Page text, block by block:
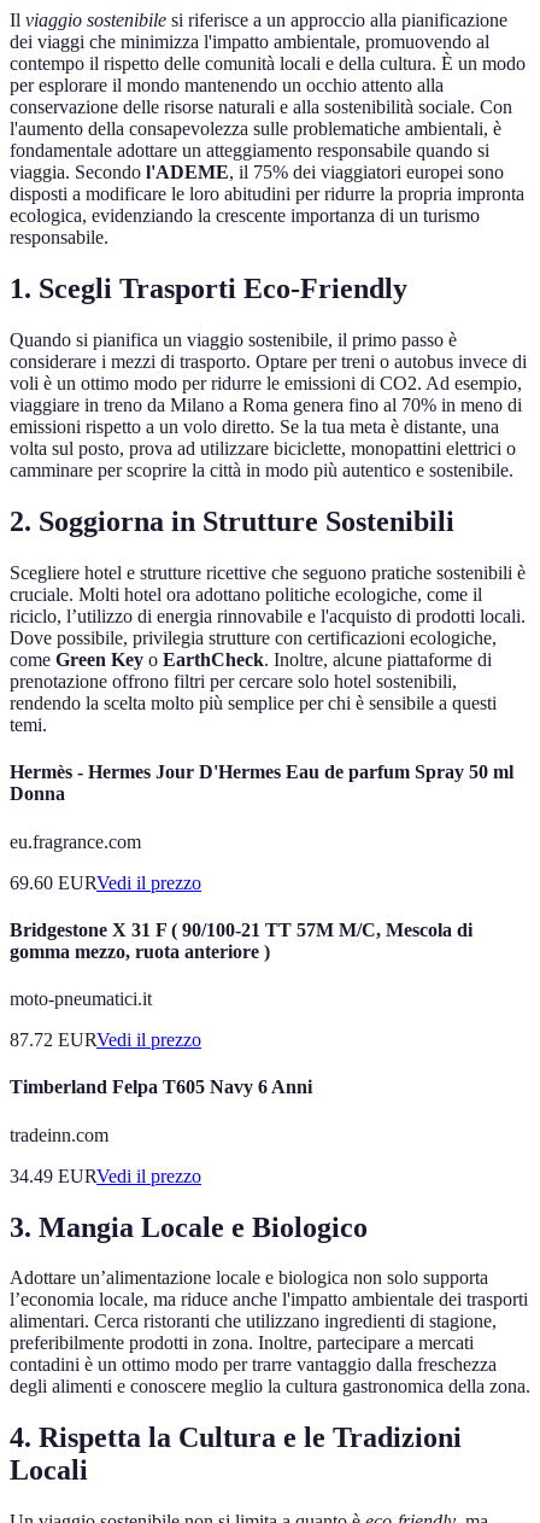
Il viaggio sostenibile si riferisce a un approccio alla pianificazione
dei viaggi che minimizza l'impatto ambientale, promuovendo al
contempo il rispetto delle comunità locali e della cultura. È un modo
per esplorare il mondo mantenendo un occhio attento alla
conservazione delle risorse naturali e alla sostenibilità sociale. Con
l'aumento della consapevolezza sulle problematiche ambientali, è
fondamentale adottare un atteggiamento responsabile quando si
viaggia. Secondo l'ADEME, il 75% dei viaggiatori europei sono
disposti a modificare le loro abitudini per ridurre la propria impronta
ecologica, evidenziando la crescente importanza di un turismo
responsabile.
1. Scegli Trasporti Eco-Friendly
Quando si pianifica un viaggio sostenibile, il primo passo è
considerare i mezzi di trasporto. Optare per treni o autobus invece di
voli è un ottimo modo per ridurre le emissioni di CO2. Ad esempio,
viaggiare in treno da Milano a Roma genera fino al 70% in meno di
emissioni rispetto a un volo diretto. Se la tua meta è distante, una
volta sul posto, prova ad utilizzare biciclette, monopattini elettrici o
camminare per scoprire la città in modo più autentico e sostenibile.
2. Soggiorna in Strutture Sostenibili
Scegliere hotel e strutture ricettive che seguono pratiche sostenibili è
cruciale. Molti hotel ora adottano politiche ecologiche, come il
riciclo, l’utilizzo di energia rinnovabile e l'acquisto di prodotti locali.
Dove possibile, privilegia strutture con certificazioni ecologiche,
come Green Key o EarthCheck. Inoltre, alcune piattaforme di
prenotazione offrono filtri per cercare solo hotel sostenibili,
rendendo la scelta molto più semplice per chi è sensibile a questi
temi.
Hermès - Hermes Jour D'Hermes Eau de parfum Spray 50 ml
Donna
eu.fragrance.com
69.60 EURVedi il prezzo
Bridgestone X 31 F ( 90/100-21 TT 57M M/C, Mescola di
gomma mezzo, ruota anteriore )
moto-pneumatici.it
87.72 EURVedi il prezzo
Timberland Felpa T605 Navy 6 Anni
tradeinn.com
34.49 EURVedi il prezzo
3. Mangia Locale e Biologico
Adottare un’alimentazione locale e biologica non solo supporta
l’economia locale, ma riduce anche l'impatto ambientale dei trasporti
alimentari. Cerca ristoranti che utilizzano ingredienti di stagione,
preferibilmente prodotti in zona. Inoltre, partecipare a mercati
contadini è un ottimo modo per trarre vantaggio dalla freschezza
degli alimenti e conoscere meglio la cultura gastronomica della zona.
4. Rispetta la Cultura e le Tradizioni
Locali